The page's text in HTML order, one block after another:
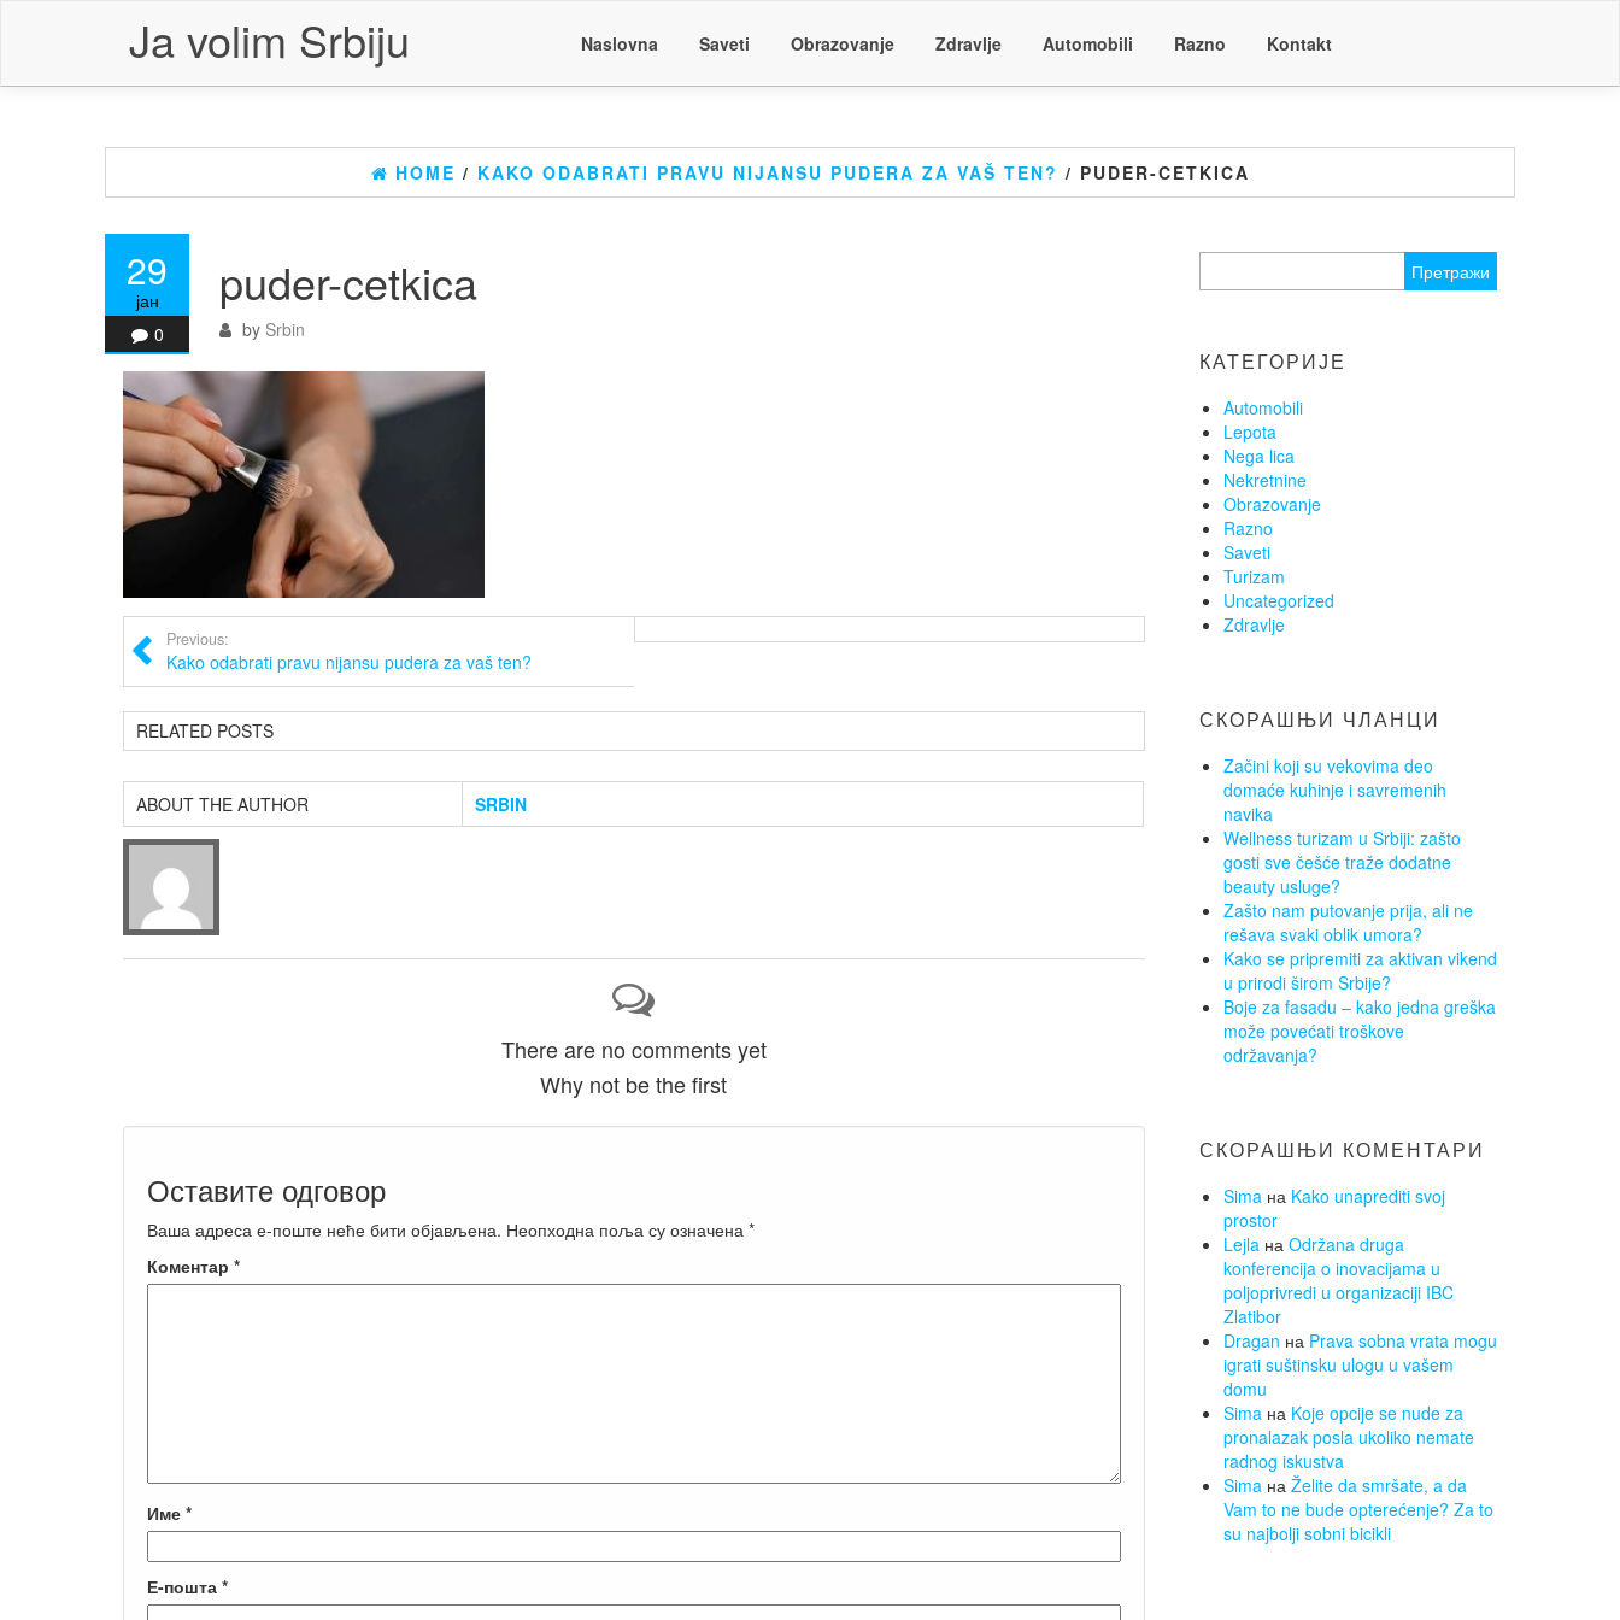
content
Ja volim Srbiju Naslovna Saveti Obrazovanje Zdravlje Automobili Razno Kontakt
HOME / KAKO ODABRATI PRAVU NIJANSU PUDERA ZA VAŠ TEN? / PUDER-CETKICA
29
јан
0
puder-cetkica
by Srbin
Previous:
Kako odabrati pravu nijansu pudera za vaš ten?
RELATED POSTS
ABOUT THE AUTHOR SRBIN
There are no comments yet
Why not be the first
Оставите одговор
Ваша адреса е-поште неће бити објављена. Неопходна поља су означена *
Коментар *
Име *
Е-пошта *
за:
КАТЕГОРИЈЕ
Automobili
Lepota
Nega lica
Nekretnine
Obrazovanje
Razno
Saveti
Turizam
Uncategorized
Zdravlje
СКОРАШЊИ ЧЛАНЦИ
Začini koji su vekovima deo
domaće kuhinje i savremenih
navika
Wellness turizam u Srbiji: zašto
gosti sve češće traže dodatne
beauty usluge?
Zašto nam putovanje prija, ali ne
rešava svaki oblik umora?
Kako se pripremiti za aktivan vikend
u prirodi širom Srbije?
Boje za fasadu – kako jedna greška
može povećati troškove
održavanja?
СКОРАШЊИ КОМЕНТАРИ
Simaна Kako unaprediti svoj
prostor
Lejlaна Održana druga
konferencija o inovacijama u
poljoprivredi u organizaciji IBC
Zlatibor
Dragan на Prava sobna vrata mogu
igrati suštinsku ulogu u vašem
domu
Simaна Koje opcije se nude za
pronalazak posla ukoliko nemate
radnog iskustva
Simaна Želite da smršate, a da
Vam to ne bude opterećenje? Za to
su najbolji sobni bicikli